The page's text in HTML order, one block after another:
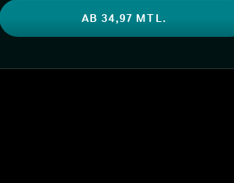
AB 34,97 MTL.